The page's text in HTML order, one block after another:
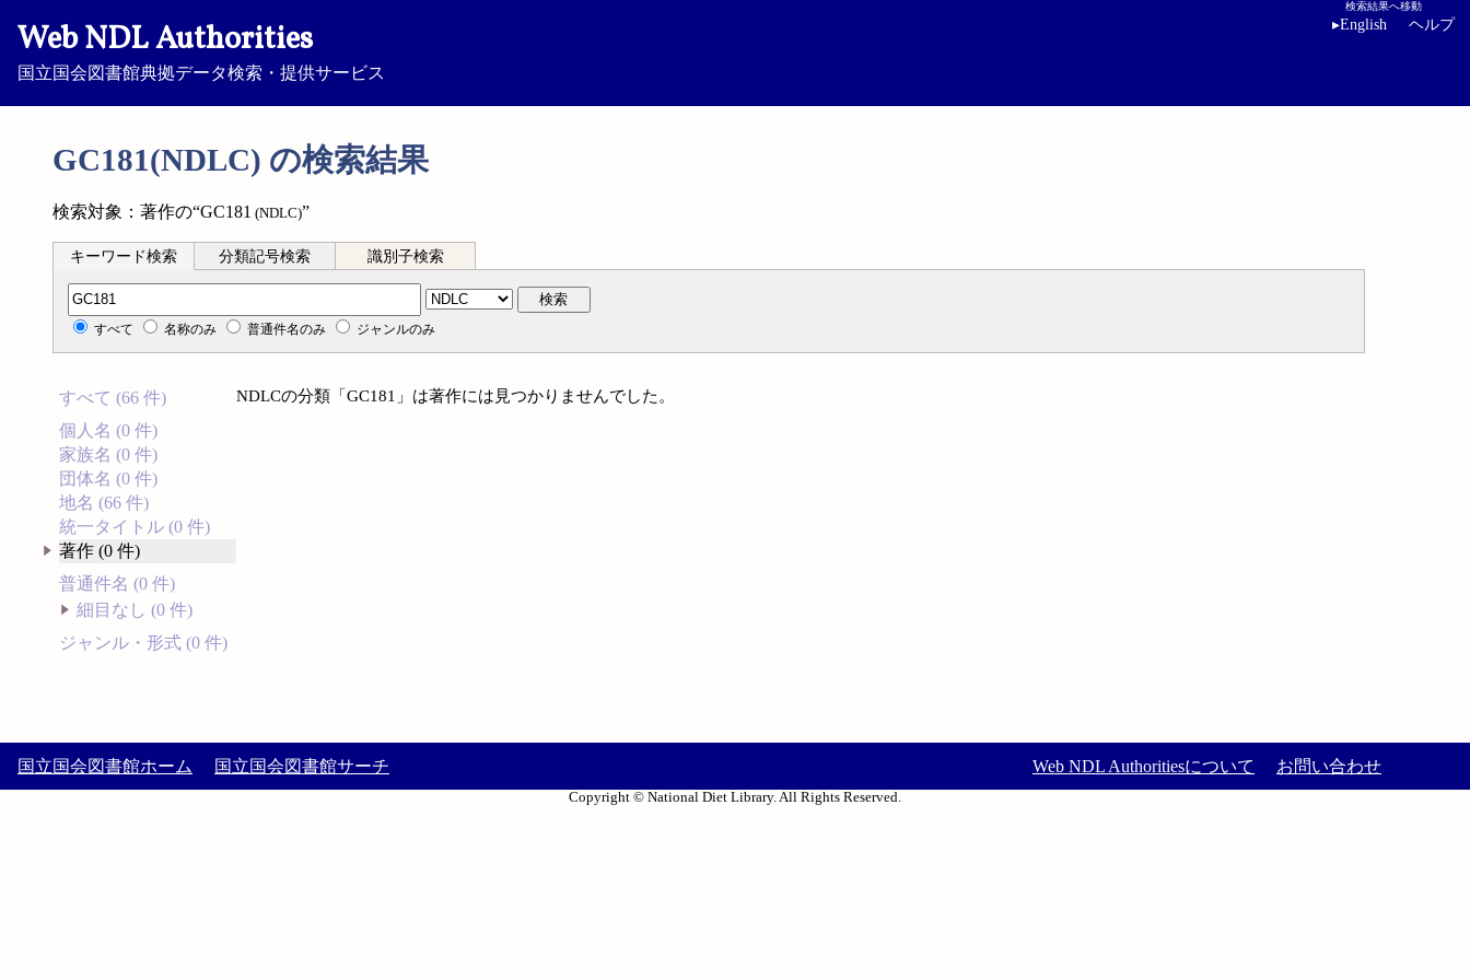
Web NDL Authorities
国立国会図書館典拠データ検索・提供サービス
検索結果へ移動
▸English ヘルプ
GC181(NDLC) の検索結果
検索対象：著作の“GC181 (NDLC)”
キーワード検索 分類記号検索 識別子検索
分類記号検索 検索
すべて 名称のみ 普通件名のみ ジャンルのみ
すべて (66 件)
個人名 (0 件)
家族名 (0 件)
団体名 (0 件)
地名 (66 件)
統一タイトル (0 件)
著作 (0 件)
普通件名 (0 件)
細目なし (0 件)
ジャンル・形式 (0 件)
NDLCの分類「GC181」は著作には見つかりませんでした。
国立国会図書館ホーム 国立国会図書館サーチ Web NDL Authoritiesについて お問い合わせ
Copyright © National Diet Library. All Rights Reserved.